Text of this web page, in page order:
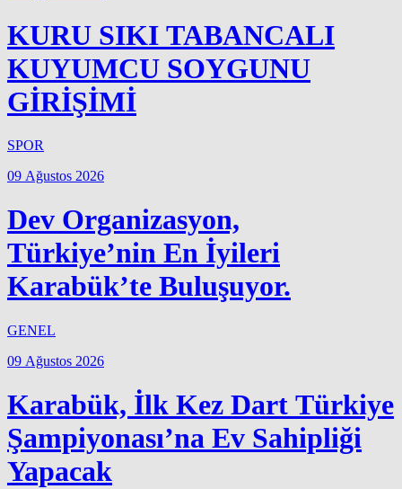
KURU SIKI TABANCALI
KUYUMCU SOYGUNU
GİRİŞİMİ
SPOR
09 Ağustos 2026
Dev Organizasyon,
Türkiye’nin En İyileri
Karabük’te Buluşuyor.
GENEL
09 Ağustos 2026
Karabük, İlk Kez Dart Türkiye
Şampiyonası’na Ev Sahipliği
Yapacak